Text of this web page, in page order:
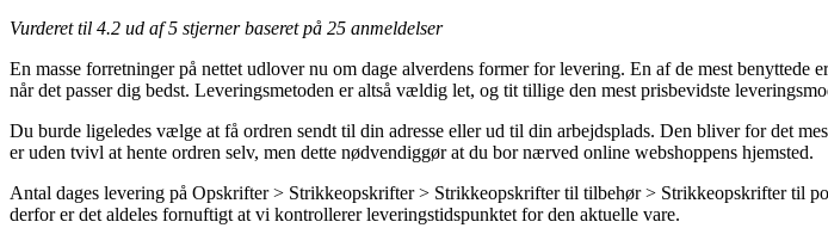
Vurderet til 4.2 ud af 5 stjerner baseret på 25 anmeldelser
En masse forretninger på nettet udlover nu om dage alverdens former for levering. En af de mest
når det passer dig bedst. Leveringsmetoden er altså vældig let, og tit tillige den mest prisbevidste
Du burde ligeledes vælge at få ordren sendt til din adresse eller ud til din arbejdsplads. Den bliver for det
er uden tvivl at hente ordren selv, men dette nødvendiggør at du bor nærved online webshoppens hjemsted.
Antal dages levering på Opskrifter > Strikkeopskrifter > Strikkeopskrifter til tilbehør > Strikkeopskrifter til
derfor er det aldeles fornuftigt at vi kontrollerer leveringstidspunktet for den aktuelle vare.